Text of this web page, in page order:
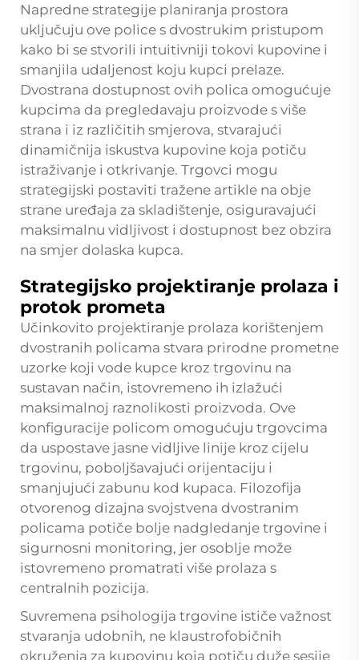
Napredne strategije planiranja prostora
uključuju ove police s dvostrukim pristupom
kako bi se stvorili intuitivniji tokovi kupovine i
smanjila udaljenost koju kupci prelaze.
Dvostrana dostupnost ovih polica omogućuje
kupcima da pregledavaju proizvode s više
strana i iz različitih smjerova, stvarajući
dinamičnija iskustva kupovine koja potiču
istraživanje i otkrivanje. Trgovci mogu
strategijski postaviti tražene artikle na obje
strane uređaja za skladištenje, osiguravajući
maksimalnu vidljivost i dostupnost bez obzira
na smjer dolaska kupca.
Strategijsko projektiranje prolaza i
protok prometa
Učinkovito projektiranje prolaza korištenjem
dvostranih policama stvara prirodne prometne
uzorke koji vode kupce kroz trgovinu na
sustavan način, istovremeno ih izlažući
maksimalnoj raznolikosti proizvoda. Ove
konfiguracije policom omogućuju trgovcima
da uspostave jasne vidljive linije kroz cijelu
trgovinu, poboljšavajući orijentaciju i
smanjujući zabunu kod kupaca. Filozofija
otvorenog dizajna svojstvena dvostranim
policama potiče bolje nadgledanje trgovine i
sigurnosni monitoring, jer osoblje može
istovremeno promatrati više prolaza s
centralnih pozicija.
Suvremena psihologija trgovine ističe važnost
stvaranja udobnih, ne klaustrofobičnih
okruženja za kupovinu koja potiču duže sesije